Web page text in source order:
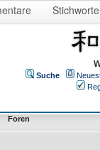
Stichworte
Suche
Foren